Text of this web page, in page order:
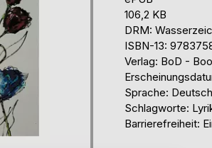
106,2 KB
DRM:
ISBN-13:
Verlag: BoD -
Sprache: Deutsch
Schlagworte:
Barrierefreiheit: